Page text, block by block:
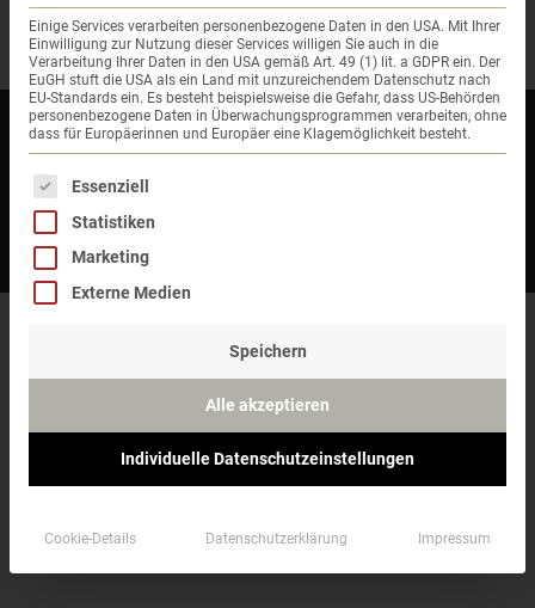
Kontakt
Impressum
Datenschutz
AGB
Einige Services verarbeiten personenbezogene Daten in den USA. Mit Ihrer
Einwilligung zur Nutzung dieser Services willigen Sie auch in die
Verarbeitung Ihrer Daten in den USA gemäß Art. 49 (1) lit. a GDPR ein. Der
EuGH stuft die USA als ein Land mit unzureichendem Datenschutz nach
EU-Standards ein. Es besteht beispielsweise die Gefahr, dass US-Behörden
personenbezogene Daten in Überwachungsprogrammen verarbeiten, ohne
dass für Europäerinnen und Europäer eine Klagemöglichkeit besteht.
Es folgt eine Liste der Service-Gruppen, für die eine
Essenziell
Statistiken
Marketing
Externe Medien
Speichern
Alle akzeptieren
Individuelle Datenschutzeinstellungen
Cookie-Details Datenschutzerklärung Impressum